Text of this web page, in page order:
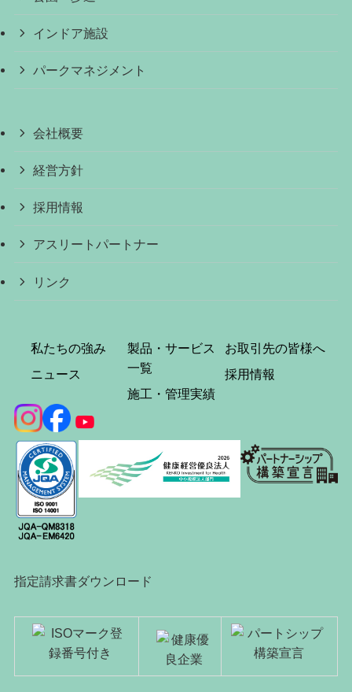
インドア施設
パークマネジメント
会社概要
経営方針
採用情報
アスリートパートナー
リンク
私たちの強み
ニュース
製品・サービス
一覧
施工・管理実績
お取引先の皆様へ
採用情報
指定請求書ダウンロード